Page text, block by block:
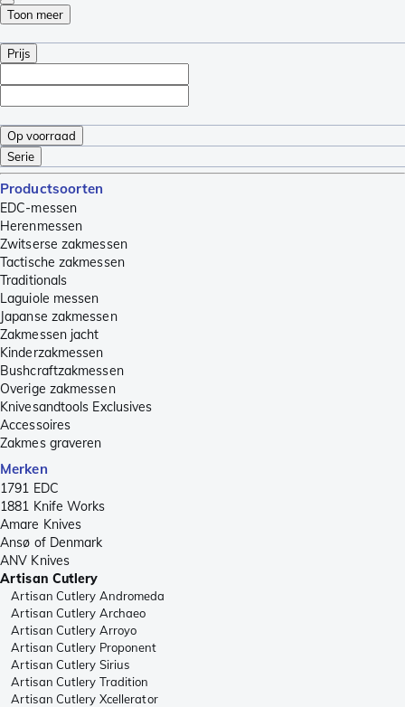
Toon meer
Prijs
Op voorraad
Serie
Productsoorten
EDC-messen
Herenmessen
Zwitserse zakmessen
Tactische zakmessen
Traditionals
Laguiole messen
Japanse zakmessen
Zakmessen jacht
Kinderzakmessen
Bushcraftzakmessen
Overige zakmessen
Knivesandtools Exclusives
Accessoires
Zakmes graveren
Merken
1791 EDC
1881 Knife Works
Amare Knives
Ansø of Denmark
ANV Knives
Artisan Cutlery
Artisan Cutlery Andromeda
Artisan Cutlery Archaeo
Artisan Cutlery Arroyo
Artisan Cutlery Proponent
Artisan Cutlery Sirius
Artisan Cutlery Tradition
Artisan Cutlery Xcellerator